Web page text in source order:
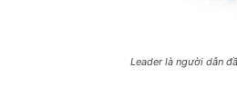
Leader là người dẫn